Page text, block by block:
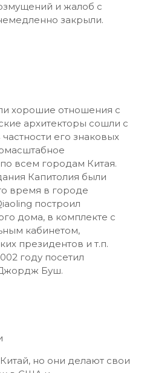
и жалоб с
закрыли.
хорошие отношения с
архитекторы сошли с
его знаковых
всем городам Китая.
Капитолия были
время в городе
построил
дома, в комплекте с
кабинетом,
президентов и т.п.
году посетил
Буш.
но они делают свои